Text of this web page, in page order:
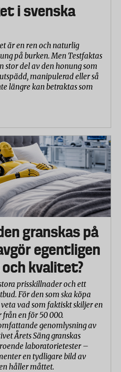
i svenska
är en ren och naturlig
på burken. Men Testfaktas
stor del av den honung som
manipulerad eller så
längre kan betraktas som
granskas på
egentligen
kvalitet?
prisskillnader och ett
För den som ska köpa
vad som faktiskt skiljer en
en för 50 000.
genomlysning av
Årets Säng granskas
laboratorietester –
en tydligare bild av
håller måttet.